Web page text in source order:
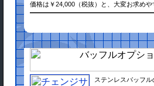
価格は￥24,000（税抜）と、大変お求め
ステンレスバッフ